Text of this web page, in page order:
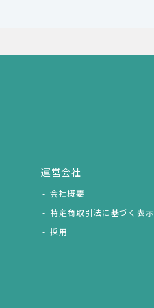
運営会社
会社概要
特定商取引法に基づく表示
採用